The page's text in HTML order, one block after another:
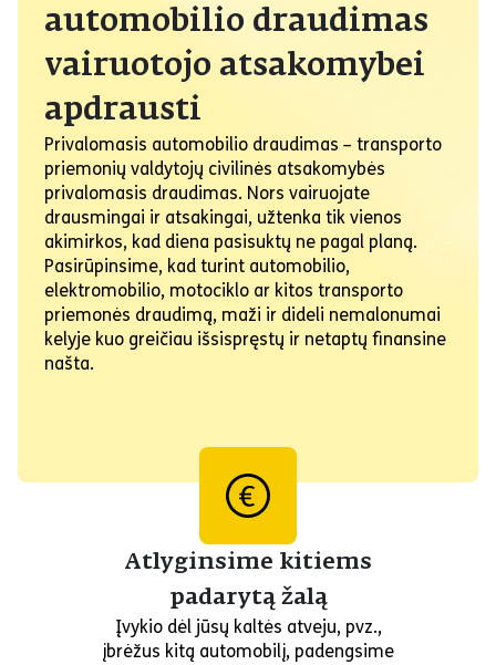
automobilio draudimas
vairuotojo atsakomybei
apdrausti
Privalomasis automobilio draudimas – transporto
priemonių valdytojų civilinės atsakomybės
privalomasis draudimas. Nors vairuojate
drausmingai ir atsakingai, užtenka tik vienos
akimirkos, kad diena pasisuktų ne pagal planą.
Pasirūpinsime, kad turint automobilio,
elektromobilio, motociklo ar kitos transporto
priemonės draudimą, maži ir dideli nemalonumai
kelyje kuo greičiau išsispręstų ir netaptų finansine
našta.
Atlyginsime kitiems
padarytą žalą
Įvykio dėl jūsų kaltės atveju, pvz.,
įbrėžus kitą automobilį, padengsime